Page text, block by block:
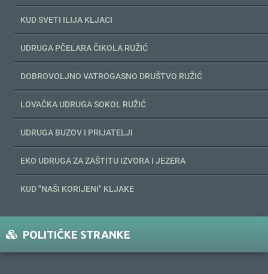
KUD SVETI ILIJA KLJACI
UDRUGA PČELARA ČIKOLA RUŽIĆ
DOBROVOLJNO VATROGASNO DRUŠTVO RUŽIĆ
LOVAČKA UDRUGA SOKOL RUŽIĆ
UDRUGA BUZOV I PRIJATELJI
EKO UDRUGA ZA ZAŠTITU IZVORA I JEZERA
KUD "NAŠI KORIJENI" KLJAKE
POLITIČKE STRANKE